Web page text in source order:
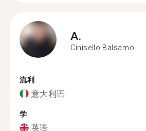
A.
Cinisello Balsamo
流利
意大利语
学
英语